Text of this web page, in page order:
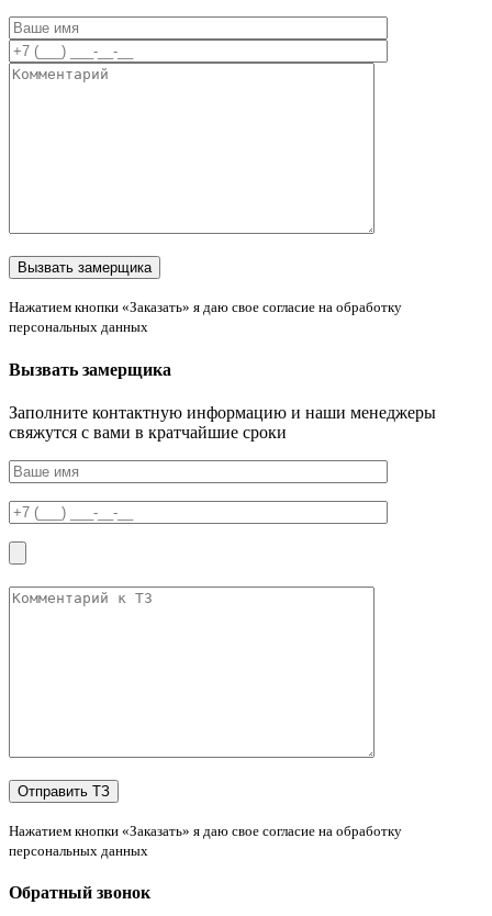
Нажатием кнопки «Заказать» я даю свое согласие на обработку
персональных данных
Вызвать замерщика
Заполните контактную информацию и наши менеджеры
свяжутся с вами в кратчайшие сроки
Нажатием кнопки «Заказать» я даю свое согласие на обработку
персональных данных
Обратный звонок